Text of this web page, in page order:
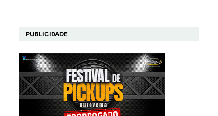
PUBLICIDADE